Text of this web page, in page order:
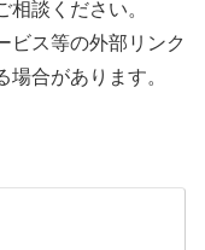
談ください。
ビス等の外部リンク
合があります。